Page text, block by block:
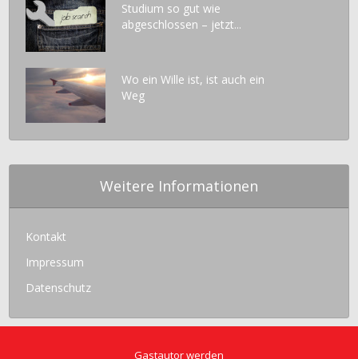
Studium so gut wie
abgeschlossen – jetzt...
Wo ein Wille ist, ist auch ein
Weg
Weitere Informationen
Kontakt
Impressum
Datenschutz
Gastautor werden